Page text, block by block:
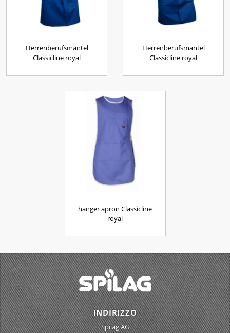
Herrenberufsmantel
Classicline royal
Herrenberufsmantel
Classicline royal
hanger apron Classicline
royal
INDIRIZZO
Spilag AG